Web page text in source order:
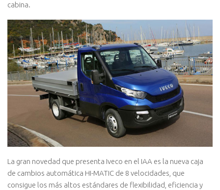
cabina.
La gran novedad que presenta Iveco en el IAA es la nueva caja
de cambios automática HI-MATIC de 8 velocidades, que
consigue los más altos estándares de flexibilidad, eficiencia y